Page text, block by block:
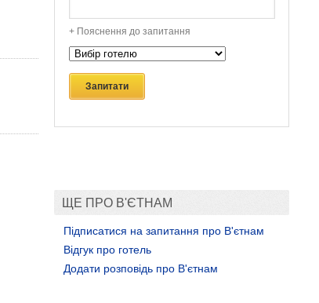
+ Пояснення до запитання
Запитати
ЩЕ ПРО В'ЄТНАМ
Підписатися на запитання про В'єтнам
Відгук про готель
Додати розповідь про В'єтнам